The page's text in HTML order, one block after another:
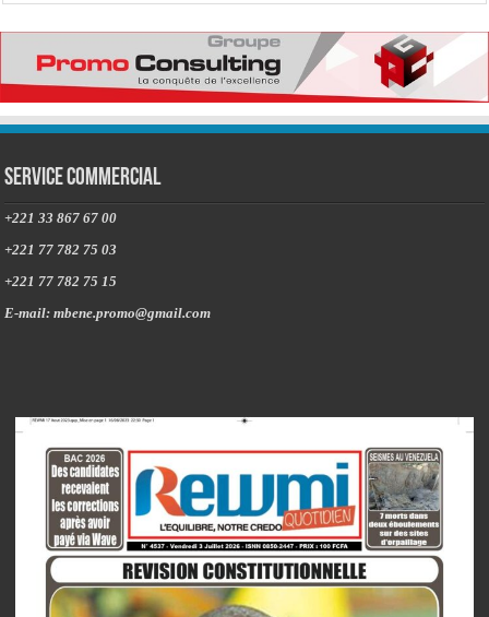
Service commercial
+221 33 867 67 00
+221 77 782 75 03
+221 77 782 75 15
E-mail: mbene.promo@gmail.com